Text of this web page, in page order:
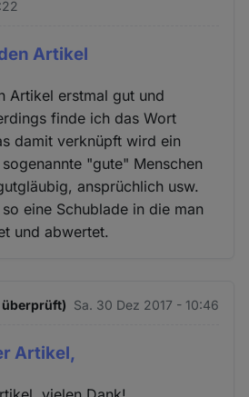
Artikel
Artikel erstmal gut und
finde ich das Wort
damit verknüpft wird ein
"gute" Menschen
ansprüchlich usw.
eine Schublade in die man
und abwertet.
überprüft) Sa. 30 Dez 2017 - 10:46
Artikel,